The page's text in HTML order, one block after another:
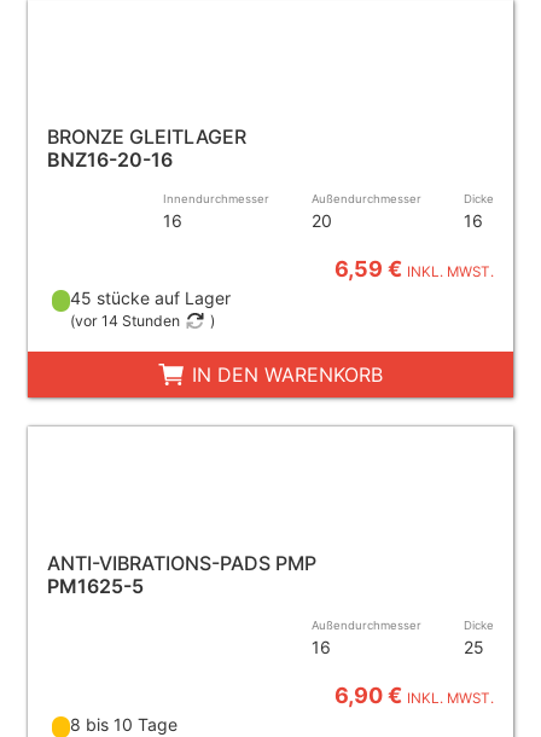
BRONZE GLEITLAGER
BNZ16-20-16
Innendurchmesser
16
Außendurchmesser
20
Dicke
16
6,59 € INKL. MWST.
45 stücke auf Lager
(vor 14 Stunden )
IN DEN WARENKORB
ANTI-VIBRATIONS-PADS PMP
PM1625-5
Außendurchmesser
16
Dicke
25
6,90 € INKL. MWST.
8 bis 10 Tage